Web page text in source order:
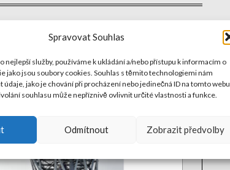
Spravovat Souhlas
nejlepší služby, používáme k ukládání a/nebo přístupu k informacím o
jako jsou soubory cookies. Souhlas s těmito technologiemi nám
údaje, jako je chování při procházení nebo jedinečná ID na tomto webu.
souhlasu může nepříznivě ovlivnit určité vlastnosti a funkce.
Odmítnout Zobrazit předvolby